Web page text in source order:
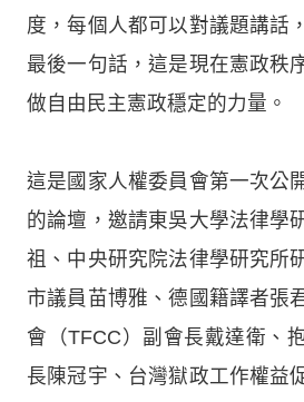
度，每個人都可以對議題講話
最後一句話，這是現在憲政秩
做自由民主憲政穩定的力量。
這是國家人權委員會第一次公
的論壇，邀請東吳大學法律學
祖、中央研究院法律學研究所
市議員苗博雅、德國籍譯者張
會（TFCC）副會長戴達衛、
長陳冠宇、台灣獄政工作權益